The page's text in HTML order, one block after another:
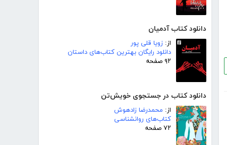
دانلود کتاب آدمیان
از: زویا قلی پور
دانلود رایگان بهترین کتاب‌های داستان
۹۲ صفحه
دانلود کتاب در جستجوی خویش‌تن
از: محمدرضا زادهوش
کتاب‌های روانشناسی
۷۲ صفحه